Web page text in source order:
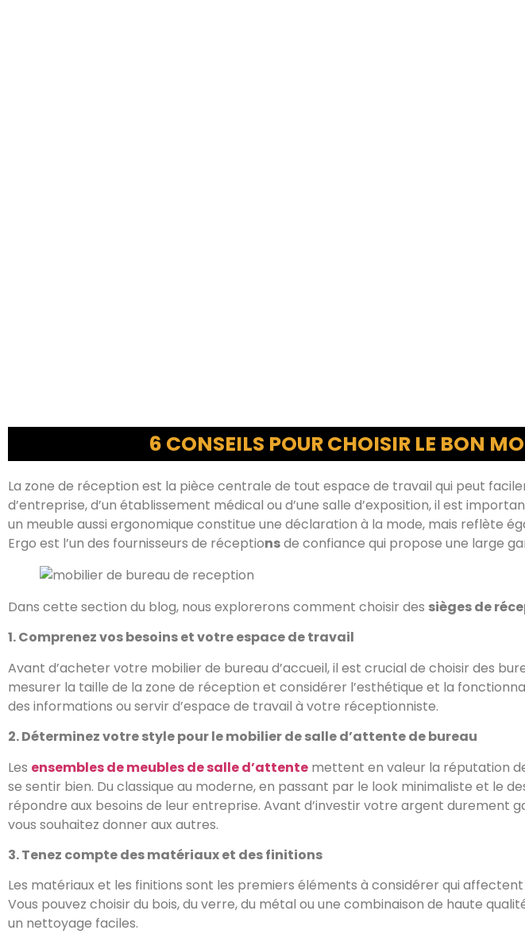
6 CONSEILS POUR CHOISIR LE BON
La zone de réception est la pièce centrale de tout espace de travail qui peut
d’entreprise, d’un établissement médical ou d’une salle d’exposition, il est
un meuble aussi ergonomique constitue une déclaration à la mode, mais reflète
Ergo est l’un des fournisseurs de réceptionsde confiance qui propose une large
Dans cette section du blog, nous explorerons comment choisir des sièges de
1. Comprenez vos besoins et votre espace de travail
Avant d’acheter votre mobilier de bureau d’accueil, il est crucial de choisir des
mesurer la taille de la zone de réception et considérer l’esthétique et la
des informations ou servir d’espace de travail à votre réceptionniste.
2. Déterminez votre style pour le mobilier de salle d’attente de bureau
Les ensembles de meubles de salle d’attente mettent en valeur la réputation
se sentir bien. Du classique au moderne, en passant par le look minimaliste et le
répondre aux besoins de leur entreprise. Avant d’investir votre argent
vous souhaitez donner aux autres.
3. Tenez compte des matériaux et des finitions
Les matériaux et les finitions sont les premiers éléments à considérer qui
Vous pouvez choisir du bois, du verre, du métal ou une combinaison de haute
un nettoyage faciles.